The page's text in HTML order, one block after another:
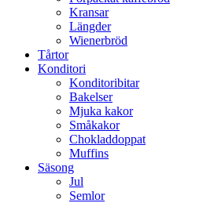
Kransar
Längder
Wienerbröd
Tårtor
Konditori
Konditoribitar
Bakelser
Mjuka kakor
Småkakor
Chokladdoppat
Muffins
Säsong
Jul
Semlor